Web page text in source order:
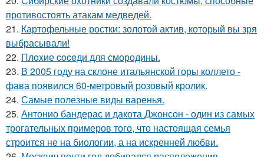
противостоять атакам медведей.
21. Картофельные ростки: золотой актив, который вы зря
выбрасывали!
22. Плoxие coceди для смородины.
23. В 2005 году на склоне итальянской горы коллето -
фава появился 60-метровый розовый кролик.
24. Самые полезные виды варенья.
25. Антонио бандерас и дакота Джонсон - один из самых
трогательных примеров того, что настоящая семья
строится не на биологии, а на искренней любви.